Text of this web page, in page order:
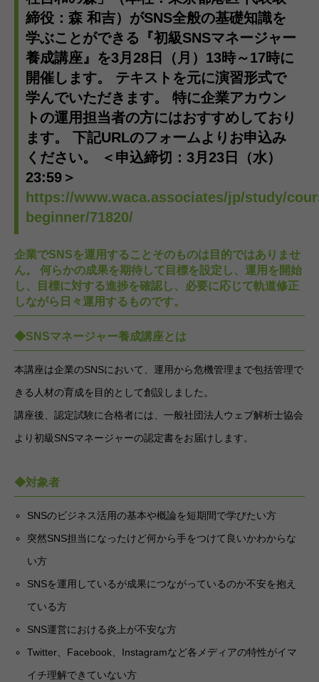
締役：森 和吉）がSNS全般の基礎知識を
学ぶことができる『初級SNSマネージャー
養成講座』を3月28日（月）13時～17時に
開催します。 テキストを元に演習形式で
学んでいただきます。 特に企業アカウン
トの運用担当者の方にはおすすめしており
ます。 下記URLのフォームよりお申込み
ください。 ＜申込締切：3月23日（水）
23:59＞
https://www.waca.associates/jp/study/
beginner/71820/
企業でSNSを運用することそのものは目的ではありませ
ん。 何らかの成果を期待して目標を設定し、運用を開始
し、目標に対する進捗を確認し、必要に応じて軌道修正
しながら日々運用するものです。
◆SNSマネージャー養成講座とは
本講座は企業のSNSにおいて、運用から危機管理まで包括管理で
きる人材の育成を目的として創設しました。
講座後、認定試験に合格者には、一般社団法人ウェブ解析士協会
より初級SNSマネージャーの認定書をお届けします。
◆対象者
SNSのビジネス活用の基本や概論を短期間で学びたい方
突然SNS担当になったけど何から手をつけて良いかわからな
い方
SNSを運用しているが成果につながっているのか不安を抱え
ている方
SNS運営における炎上が不安な方
Twitter、Facebook、Instagramなど各メディアの特性がイマ
イチ理解できていない方